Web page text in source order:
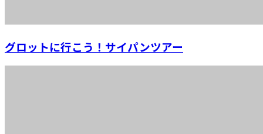
グロットに行こう！サイパンツアー